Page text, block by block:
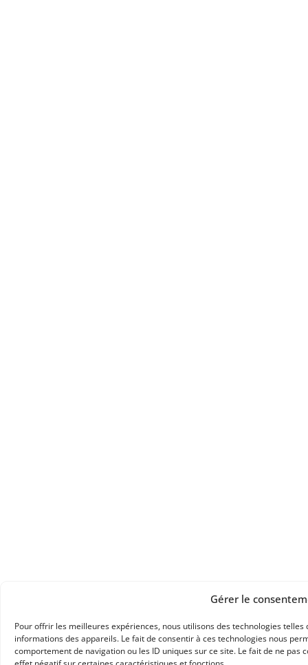
Gérer le
Pour offrir les meilleures expériences, nous utilisons des technologies
informations des appareils. Le fait de consentir à ces technologies nous
comportement de navigation ou les ID uniques sur ce site. Le fait de ne